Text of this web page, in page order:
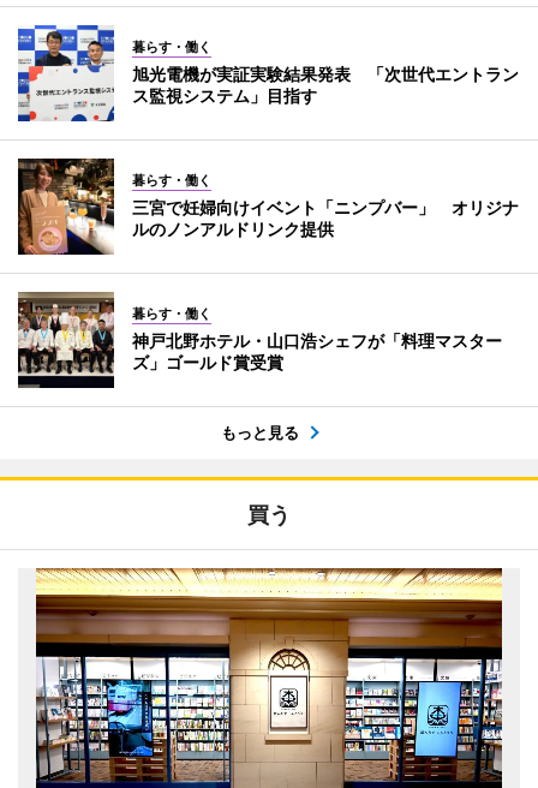
暮らす・働く
旭光電機が実証実験結果発表 「次世代エントラン
ス監視システム」目指す
暮らす・働く
三宮で妊婦向けイベント「ニンプバー」 オリジナ
ルのノンアルドリンク提供
暮らす・働く
神戸北野ホテル・山口浩シェフが「料理マスター
ズ」ゴールド賞受賞
もっと見る
買う